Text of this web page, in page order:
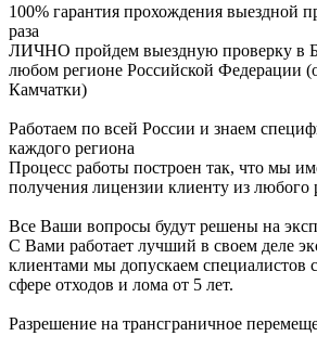
100% гарантия прохождения выездной
раза
ЛИЧНО пройдем выездную проверку в
любом регионе Российской Федерации
Камчатки)
Работаем по всей России и знаем
каждого региона
Процесс работы построен так, что мы
получения лицензии клиенту из любого
Все Ваши вопросы будут решены на
С Вами работает лучший в своем деле
клиентами мы допускаем специалистов
сфере отходов и лома от 5 лет.
Разрешение на трансграничное